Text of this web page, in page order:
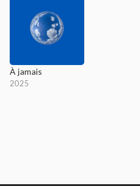
À jamais
2025